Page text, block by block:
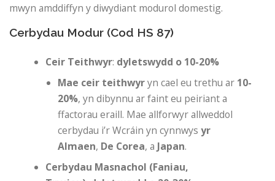
mwyn amddiffyn y diwydiant modurol domestig.
Cerbydau Modur (Cod HS 87)
Ceir Teithwyr: dyletswydd o 10-20%
Mae ceir teithwyryn cael eu trethu ar 10-
20%, yn dibynnu ar faint eu peiriant a
ffactorau eraill. Mae allforwyr allweddol
cerbydau i’r Wcráin yn cynnwysyr
Almaen, De Corea, a Japan.
Cerbydau Masnachol (Faniau,